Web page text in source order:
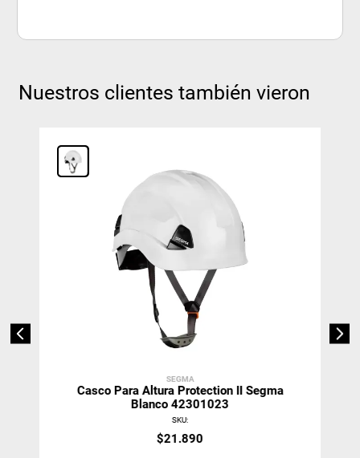
Nuestros clientes también vieron
SEGMA
Casco Para Altura Protection II Segma
Blanco 42301023
SKU:
$21.890